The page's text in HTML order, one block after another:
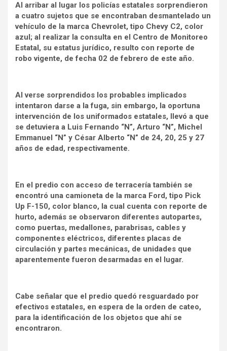
Al arribar al lugar los policías estatales sorprendieron
a cuatro sujetos que se encontraban desmantelado un
vehículo de la marca Chevrolet, tipo Chevy C2, color
azul; al realizar la consulta en el Centro de Monitoreo
Estatal, su estatus jurídico, resulto con reporte de
robo vigente, de fecha 02 de febrero de este año.
Al verse sorprendidos los probables implicados
intentaron darse a la fuga, sin embargo, la oportuna
intervención de los uniformados estatales, llevó a que
se detuviera a Luis Fernando “N”, Arturo “N”, Michel
Emmanuel “N” y César Alberto “N” de 24, 20, 25 y 27
años de edad, respectivamente.
En el predio con acceso de terracería también se
encontró una camioneta de la marca Ford, tipo Pick
Up F-150, color blanco, la cual cuenta con reporte de
hurto, además se observaron diferentes autopartes,
como puertas, medallones, parabrisas, cables y
componentes eléctricos, diferentes placas de
circulación y partes mecánicas, de unidades que
aparentemente fueron desarmadas en el lugar.
Cabe señalar que el predio quedó resguardado por
efectivos estatales, en espera de la orden de cateo,
para la identificación de los objetos que ahí se
encontraron.